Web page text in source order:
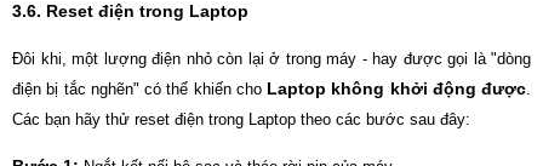
3.6. Reset điện trong Laptop
Đôi khi, một lượng điện nhỏ còn lại ở trong máy - hay được gọi là "dòng
điện bị tắc nghẽn" có thể khiến choLaptop không khởi động được.
Các bạn hãy thử reset điện trong Laptop theo các bước sau đây: